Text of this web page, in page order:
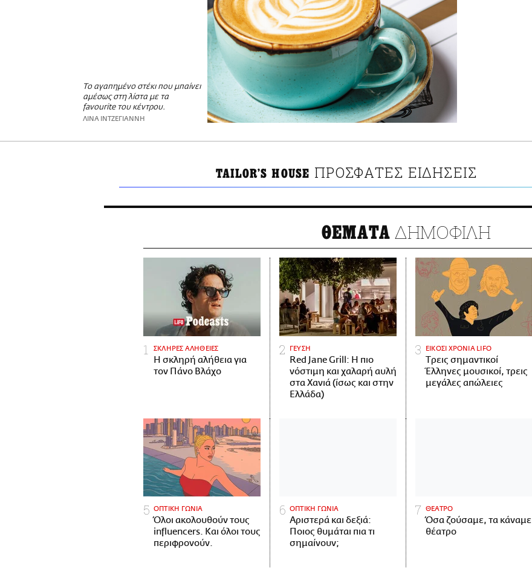
Το αγαπημένο στέκι που μπαίνει
αμέσως στη λίστα με τα
favourite του κέντρου.
ΛΙΝΑ ΙΝΤΖΕΓΙΑΝΝΗ
TAILOR'S HOUSE ΠΡΟΣΦΑΤΕΣ ΕΙΔΗΣΕΙΣ
ΘΕΜΑΤΑ ΔΗΜΟΦΙΛΗ
ΣΚΛΗΡΕΣ ΑΛΗΘΕΙΕΣ
H σκληρή αλήθεια για
τον Πάνο Βλάχο
ΓΕΥΣΗ
Red Jane Grill: Η πιο
νόστιμη και χαλαρή αυλή
στα Χανιά (ίσως και στην
Ελλάδα)
ΕΙΚΟΣΙ ΧΡΟΝΙΑ LIFO
Tρεις σημαντικοί
Έλληνες μουσικοί, τρεις
μεγάλες απώλειες
ΟΠΤΙΚΗ ΓΩΝΙΑ
Όλοι ακολουθούν τους
influencers. Και όλοι τους
περιφρονούν.
ΟΠΤΙΚΗ ΓΩΝΙΑ
Αριστερά και δεξιά:
Ποιος θυμάται πια τι
σημαίνουν;
ΘΕΑΤΡΟ
Όσα ζούσαμε, τα κάναμε
θέατρο